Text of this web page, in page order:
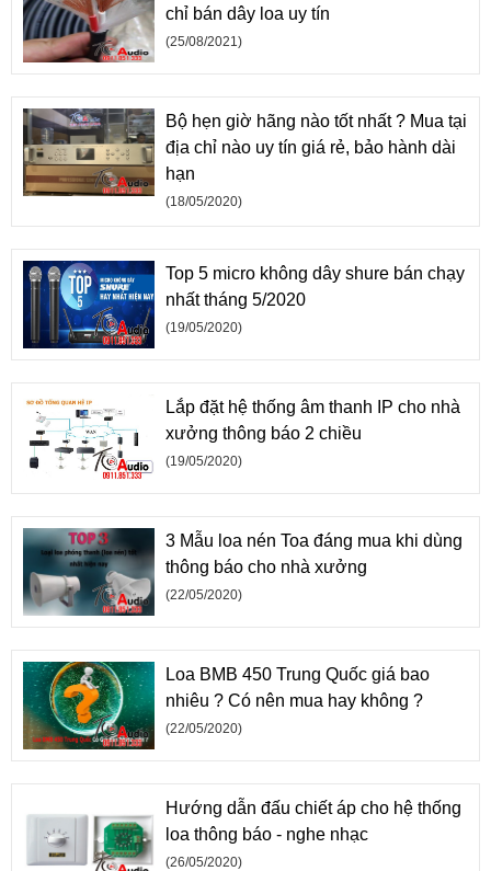
chỉ bán dây loa uy tín
(25/08/2021)
Bộ hẹn giờ hãng nào tốt nhất ? Mua tại
địa chỉ nào uy tín giá rẻ, bảo hành dài
hạn
(18/05/2020)
Top 5 micro không dây shure bán chạy
nhất tháng 5/2020
(19/05/2020)
Lắp đặt hệ thống âm thanh IP cho nhà
xưởng thông báo 2 chiều
(19/05/2020)
3 Mẫu loa nén Toa đáng mua khi dùng
thông báo cho nhà xưởng
(22/05/2020)
Loa BMB 450 Trung Quốc giá bao
nhiêu ? Có nên mua hay không ?
(22/05/2020)
Hướng dẫn đấu chiết áp cho hệ thống
loa thông báo - nghe nhạc
(26/05/2020)